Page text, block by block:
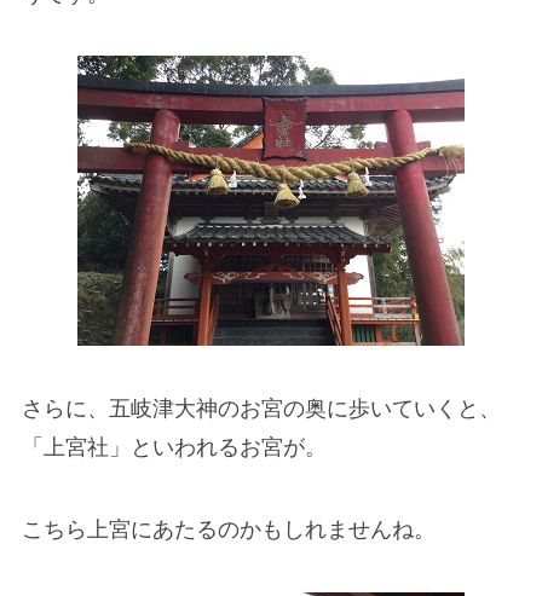
さらに、五岐津大神のお宮の奥に歩いていくと、
「上宮社」といわれるお宮が。
こちら上宮にあたるのかもしれませんね。